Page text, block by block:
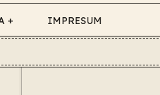
+ IMPRESUM